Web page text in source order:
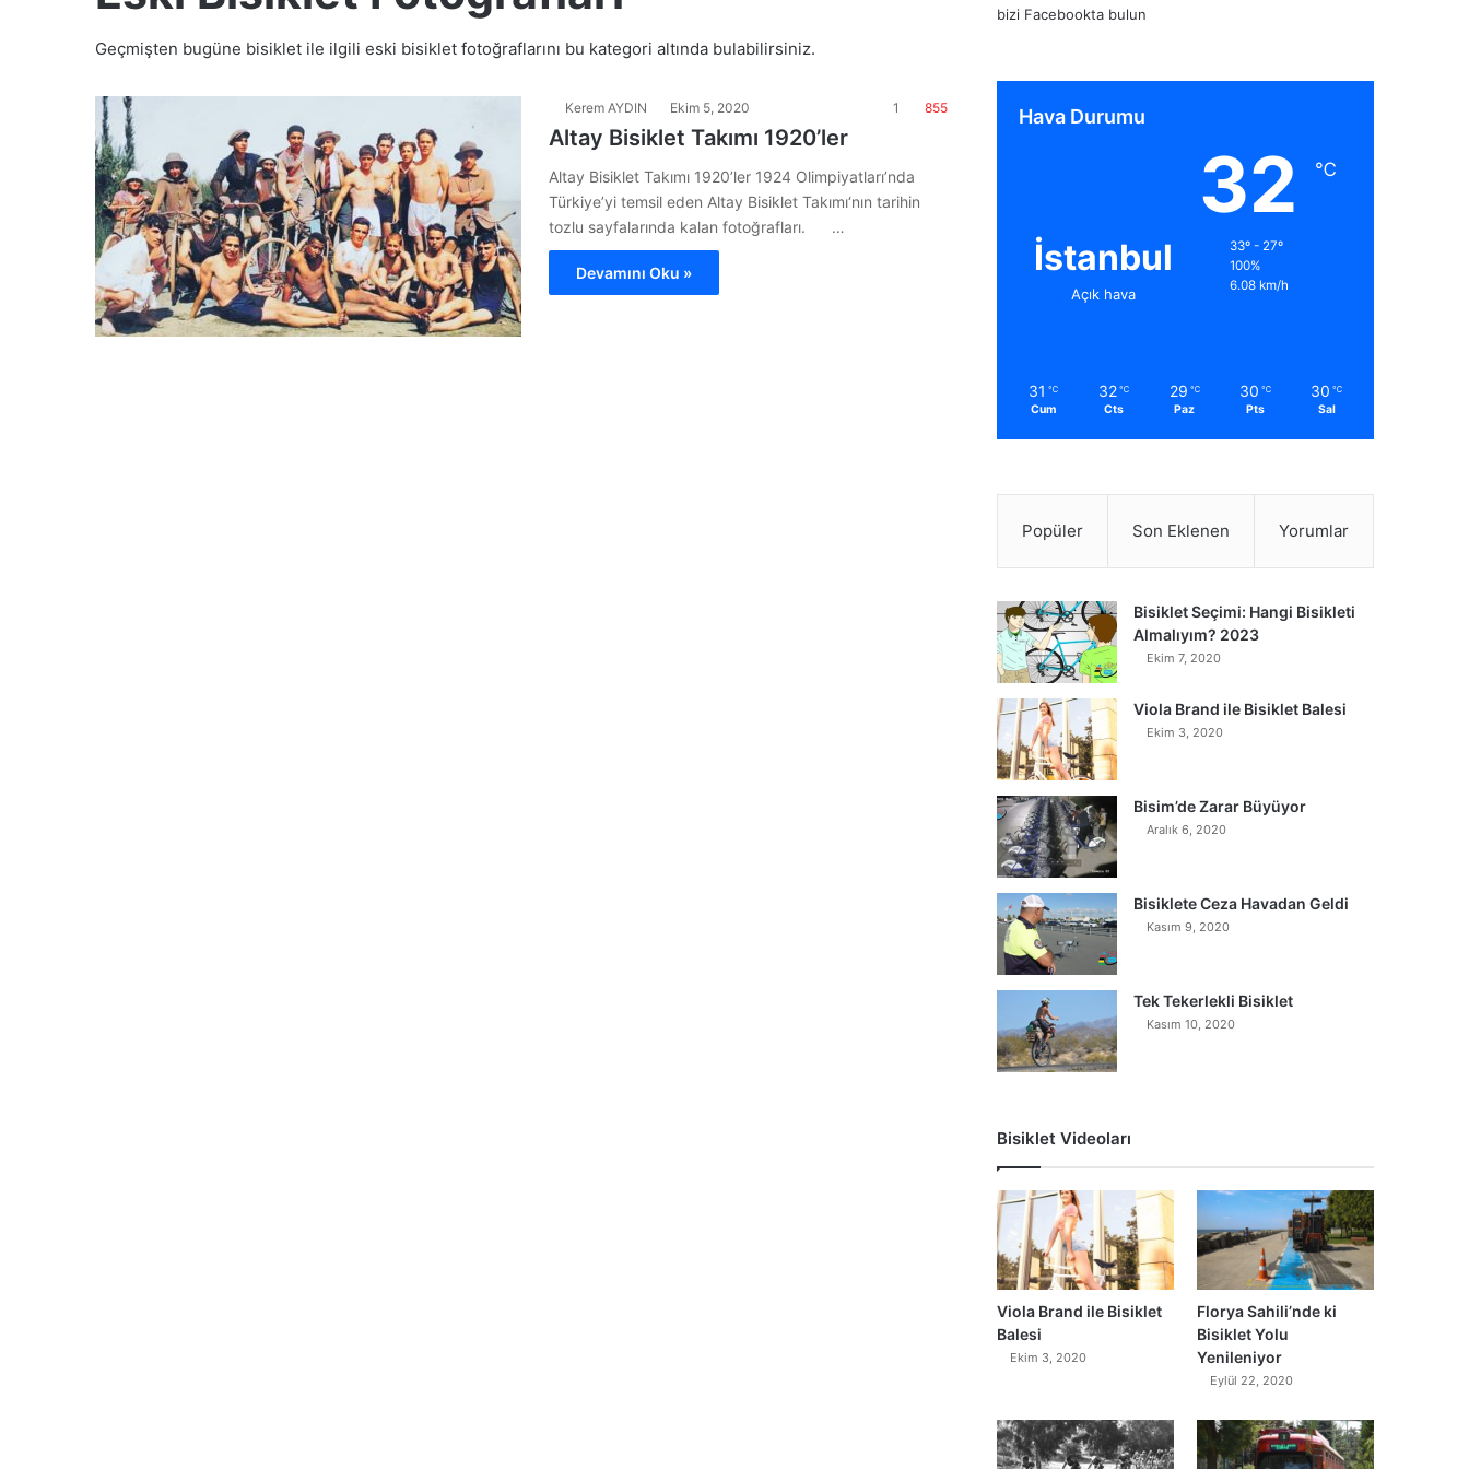
Geçmişten bugüne bisiklet ile ilgili eski bisiklet fotoğraflarını bu kategori altında bulabilirsiniz.
Kerem AYDIN Ekim 5, 2020 1 855
Altay Bisiklet Takımı 1920’ler
Altay Bisiklet Takımı 1920’ler 1924 Olimpiyatları’nda
Türkiye’yi temsil eden Altay Bisiklet Takımı‘nın tarihin
tozlu sayfalarında kalan fotoğrafları. …
Devamını Oku »
bizi Facebookta bulun
Hava Durumu
İstanbul
Açık hava
32 ℃
33º - 27º
100%
6.08 km/h
31 ℃
Cum
32 ℃
Cts
29 ℃
Paz
30 ℃
Pts
30 ℃
Sal
Popüler Son Eklenen Yorumlar
Bisiklet Seçimi: Hangi Bisikleti
Almalıyım? 2023
Ekim 7, 2020
Viola Brand ile Bisiklet Balesi
Ekim 3, 2020
Bisim’de Zarar Büyüyor
Aralık 6, 2020
Bisiklete Ceza Havadan Geldi
Kasım 9, 2020
Tek Tekerlekli Bisiklet
Kasım 10, 2020
Bisiklet Videoları
Viola Brand ile Bisiklet
Balesi
Ekim 3, 2020
Florya Sahili’nde ki
Bisiklet Yolu
Yenileniyor
Eylül 22, 2020